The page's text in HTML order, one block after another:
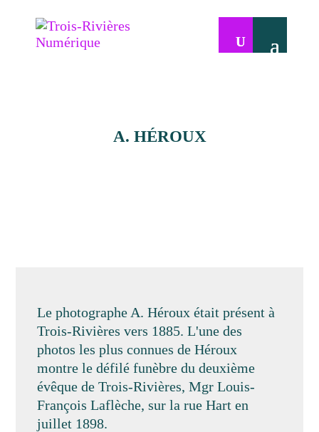
A. HÉROUX
Le photographe A. Héroux était présent à
Trois-Rivières vers 1885. L'une des
photos les plus connues de Héroux
montre le défilé funèbre du deuxième
évêque de Trois-Rivières, Mgr Louis-
François Laflèche, sur la rue Hart en
juillet 1898.